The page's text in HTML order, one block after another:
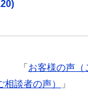
「 お客様の声（
談者の声） 」